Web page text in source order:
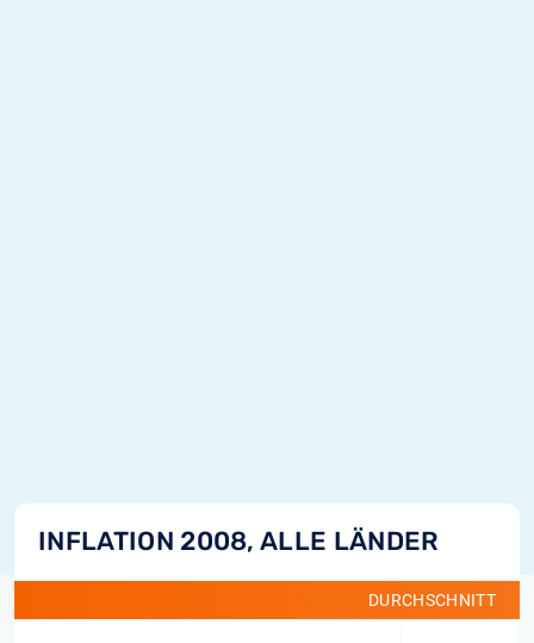
INFLATION 2008, ALLE LÄNDER
DURCHSCHNITT